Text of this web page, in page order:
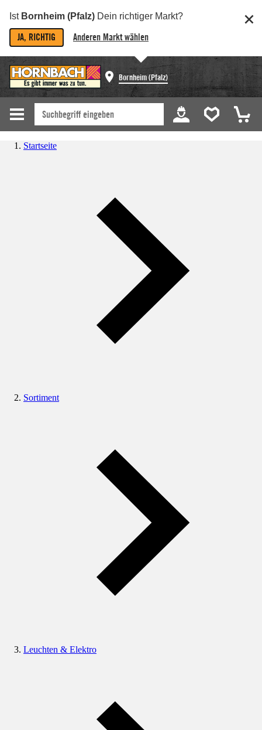
Ist Bornheim (Pfalz) Dein richtiger Markt?
JA, RICHTIG Anderen Markt wählen
Bornheim (Pfalz)
Startseite
Sortiment
Leuchten & Elektro